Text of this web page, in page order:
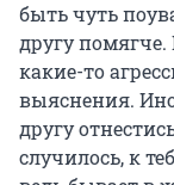
быть чуть
другу
какие-то
выяснения.
другу
случилось, к